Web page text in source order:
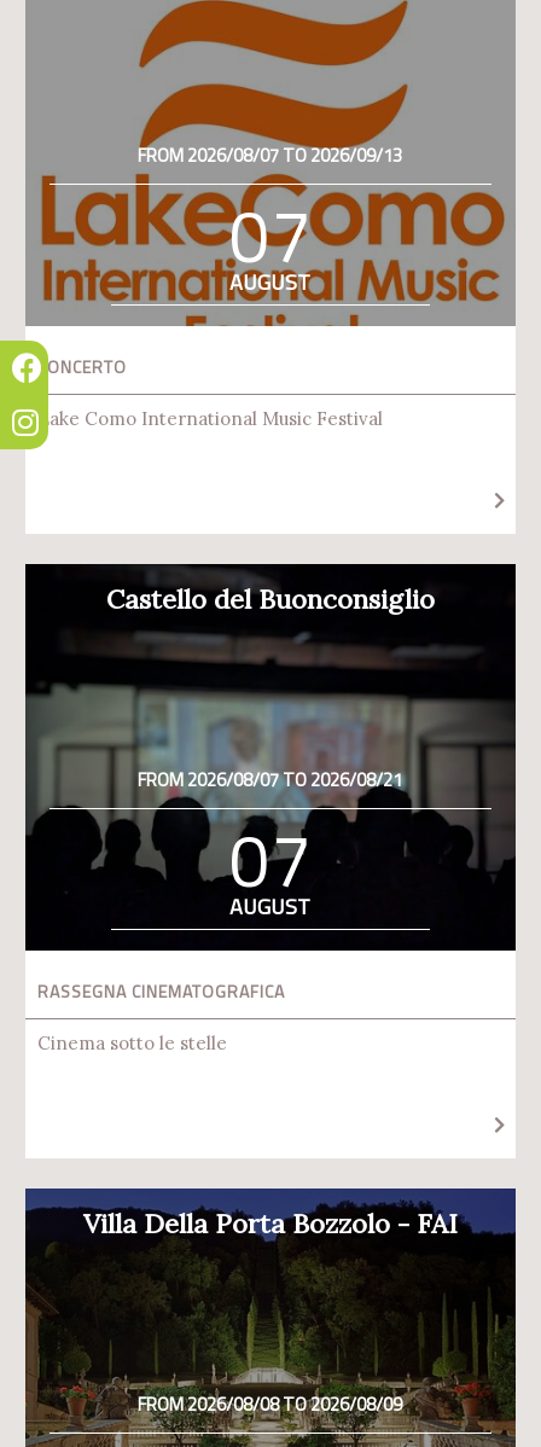
FROM 2026/08/07 TO 2026/09/13
07
AUGUST
CONCERTO
Lake Como International Music Festival
Castello del Buonconsiglio
FROM 2026/08/07 TO 2026/08/21
07
AUGUST
RASSEGNA CINEMATOGRAFICA
Cinema sotto le stelle
Villa Della Porta Bozzolo - FAI
FROM 2026/08/08 TO 2026/08/09